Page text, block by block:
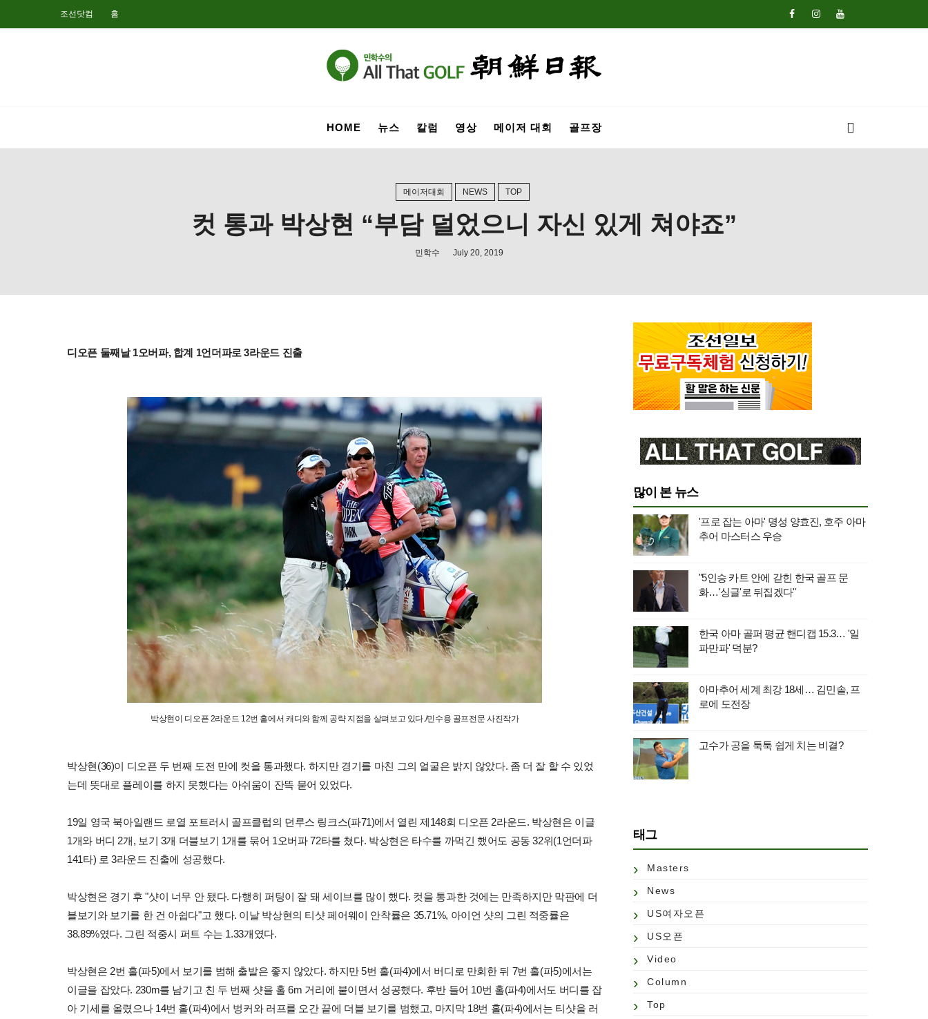
조선닷컴 홈
HOME 뉴스 칼럼 영상 메이저 대회 골프장
메이저대회 NEWS TOP
컷 통과 박상현 “부담 덜었으니 자신 있게 쳐야죠”
민학수 July 20, 2019
디오픈 둘째날 1오버파, 합계 1언더파로 3라운드 진출
박상현이 디오픈 2라운드 12번 홀에서 캐디와 함께 공략 지점을 살펴보고 있다./민수용 골프전문 사진작가
박상현(36)이 디오픈 두 번째 도전 만에 컷을 통과했다. 하지만 경기를 마친 그의 얼굴은 밝지 않았다. 좀 더 잘 할 수 있었
는데 뜻대로 플레이를 하지 못했다는 아쉬움이 잔뜩 묻어 있었다.
19일 영국 북아일랜드 로열 포트러시 골프클럽의 던루스 링크스(파71)에서 열린 제148회 디오픈 2라운드. 박상현은 이글
1개와 버디 2개, 보기 3개 더블보기 1개를 묶어 1오버파 72타를 쳤다. 박상현은 타수를 까먹긴 했어도 공동 32위(1언더파
141타) 로 3라운드 진출에 성공했다.
박상현은 경기 후 "샷이 너무 안 됐다. 다행히 퍼팅이 잘 돼 세이브를 많이 했다. 컷을 통과한 것에는 만족하지만 막판에 더
블보기와 보기를 한 건 아쉽다"고 했다. 이날 박상현의 티샷 페어웨이 안착률은 35.71%, 아이언 샷의 그린 적중률은
38.89%였다. 그린 적중시 퍼트 수는 1.33개였다.
박상현은 2번 홀(파5)에서 보기를 범해 출발은 좋지 않았다. 하지만 5번 홀(파4)에서 버디로 만회한 뒤 7번 홀(파5)에서는
이글을 잡았다. 230m를 남기고 친 두 번째 샷을 홀 6m 거리에 붙이면서 성공했다. 후반 들어 10번 홀(파4)에서도 버디를 잡
아 기세를 올렸으나 14번 홀(파4)에서 벙커와 러프를 오간 끝에 더블 보기를 범했고, 마지막 18번 홀(파4)에서는 티샷을 러
많이 본 뉴스
'프로 잡는 아마' 명성 양효진, 호주 아마
추어 마스터스 우승
"5인승 카트 안에 갇힌 한국 골프 문
화…'싱글'로 뒤집겠다"
한국 아마 골퍼 평균 핸디캡 15.3… '일
파만파' 덕분?
아마추어 세계 최강 18세… 김민솔, 프
로에 도전장
고수가 공을 툭툭 쉽게 치는 비결?
태그
Masters
News
US여자오픈
US오픈
Video
Column
Top